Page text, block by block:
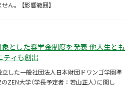
ん。 【影響範囲】
とした奨学金制度を発表 他大生とも
ティも創出
した一般社団法人日本財団ドワンゴ学園準
ZEN大学（学長予定者：若山正人）に関し